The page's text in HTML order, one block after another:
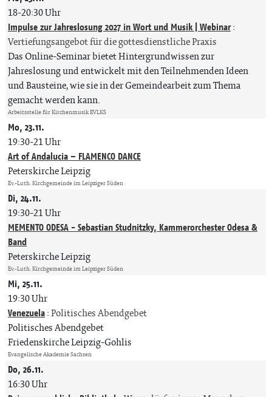
18-20:30 Uhr
Impulse zur Jahreslosung 2027 in Wort und Musik | Webinar:
Vertiefungsangebot für die gottesdienstliche Praxis
Das Online-Seminar bietet Hintergrundwissen zur
Jahreslosung und entwickelt mit den Teilnehmenden Ideen
und Bausteine, wie sie in der Gemeindearbeit zum Thema
gemacht werden kann.
Arbeitsstelle für Kirchenmusik EVLKS
Mo, 23.11.
19:30-21 Uhr
Art of Andalucia – FLAMENCO DANCE
Peterskirche Leipzig
Ev.-Luth. Kirchgemeinde im Leipziger Süden
Di, 24.11.
19:30-21 Uhr
MEMENTO ODESA - Sebastian Studnitzky, Kammerorchester Odesa &
Band
Peterskirche Leipzig
Ev.-Luth. Kirchgemeinde im Leipziger Süden
Mi, 25.11.
19:30 Uhr
Venezuela:Politisches Abendgebet
Politisches Abendgebet
Friedenskirche Leipzig-Gohlis
Evangelische Akademie Sachsen
Do, 26.11.
16:30 Uhr